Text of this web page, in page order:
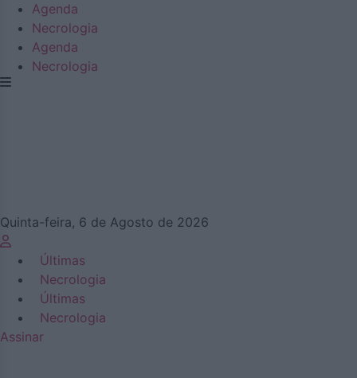
Agenda
Necrologia
Agenda
Necrologia
Quinta-feira, 6 de Agosto de 2026
Últimas
Necrologia
Últimas
Necrologia
Assinar